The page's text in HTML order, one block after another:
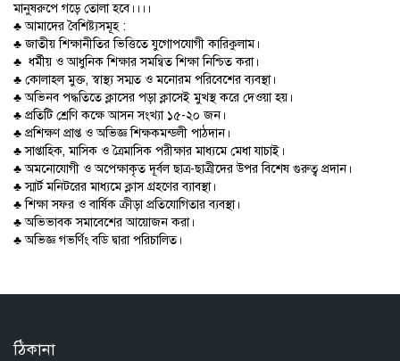
মানুষরুপে গড়ে তোলা হবে।।।।
♣ আমাদের বৈশিষ্ট্যসমূহ :
♣ জাতীয় শিক্ষানীতির ভিত্তিতে যুগোপযোগী কারিকুলাম।
♣ ধর্মীয় ও আধুনিক শিক্ষার সমন্বিত শিক্ষা নিশ্চিত করা।
♣ কোলাহল মুক্ত, স্বাস্থ্য সম্মত ও মনোরম পরিবেশের ব্যবস্থা।
♣ অভিনব পদ্ধতিতে ক্লাসের পড়া ক্লাসেই মুখস্থ করে দেওয়া হয়।
♣ প্রতিটি শ্রেণি কক্ষে আসন সংখ্যা ১৫-২০ জন।
♣ প্রশিক্ষণ প্রাপ্ত ও অভিজ্ঞ শিক্ষকমন্ডলী পাঠদান।
♣ সাপ্তাহিক, মাসিক ও ত্রৈমাসিক পরীক্ষার মাধ্যমে মেধা যাচাই।
♣ অমনোযোগী ও অপেক্ষাকৃত দূর্বল ছাত্র-ছাত্রীদের উপর বিশেষ গুরুত্ব প্রদান।
♣ স্মার্ট মনিটরের মাধ্যমে ক্লাস গ্রহণের ব্যাবস্থা।
♣ শিক্ষা সফর ও বার্ষিক ক্রীড়া প্রতিযোগিতার ব্যবস্থা।
♣ অভিভাবক সমাবেশের আয়োজন করা।
♣ অভিজ্ঞ গভর্ণিং বডি দ্বারা পরিচালিত।
ঠিকানা